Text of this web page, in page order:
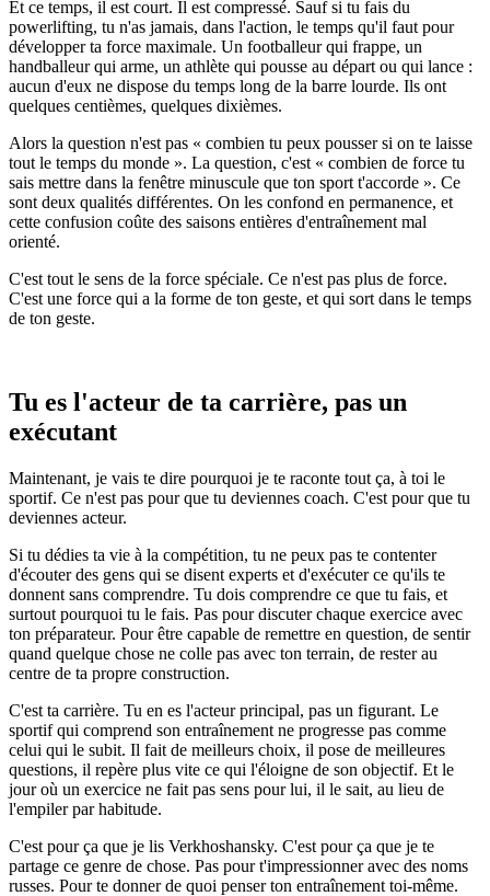
Et ce temps, il est court. Il est compressé. Sauf si tu fais du
powerlifting, tu n'as jamais, dans l'action, le temps qu'il faut pour
développer ta force maximale. Un footballeur qui frappe, un
handballeur qui arme, un athlète qui pousse au départ ou qui lance :
aucun d'eux ne dispose du temps long de la barre lourde. Ils ont
quelques centièmes, quelques dixièmes.
Alors la question n'est pas « combien tu peux pousser si on te laisse
tout le temps du monde ». La question, c'est « combien de force tu
sais mettre dans la fenêtre minuscule que ton sport t'accorde ». Ce
sont deux qualités différentes. On les confond en permanence, et
cette confusion coûte des saisons entières d'entraînement mal
orienté.
C'est tout le sens de la force spéciale. Ce n'est pas plus de force.
C'est une force qui a la forme de ton geste, et qui sort dans le temps
de ton geste.
Tu es l'acteur de ta carrière, pas un
exécutant
Maintenant, je vais te dire pourquoi je te raconte tout ça, à toi le
sportif. Ce n'est pas pour que tu deviennes coach. C'est pour que tu
deviennes acteur.
Si tu dédies ta vie à la compétition, tu ne peux pas te contenter
d'écouter des gens qui se disent experts et d'exécuter ce qu'ils te
donnent sans comprendre. Tu dois comprendre ce que tu fais, et
surtout pourquoi tu le fais. Pas pour discuter chaque exercice avec
ton préparateur. Pour être capable de remettre en question, de sentir
quand quelque chose ne colle pas avec ton terrain, de rester au
centre de ta propre construction.
C'est ta carrière. Tu en es l'acteur principal, pas un figurant. Le
sportif qui comprend son entraînement ne progresse pas comme
celui qui le subit. Il fait de meilleurs choix, il pose de meilleures
questions, il repère plus vite ce qui l'éloigne de son objectif. Et le
jour où un exercice ne fait pas sens pour lui, il le sait, au lieu de
l'empiler par habitude.
C'est pour ça que je lis Verkhoshansky. C'est pour ça que je te
partage ce genre de chose. Pas pour t'impressionner avec des noms
russes. Pour te donner de quoi penser ton entraînement toi-même.